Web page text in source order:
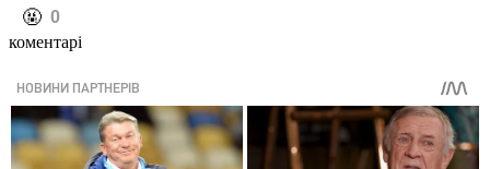
️🤬 0
коментарі